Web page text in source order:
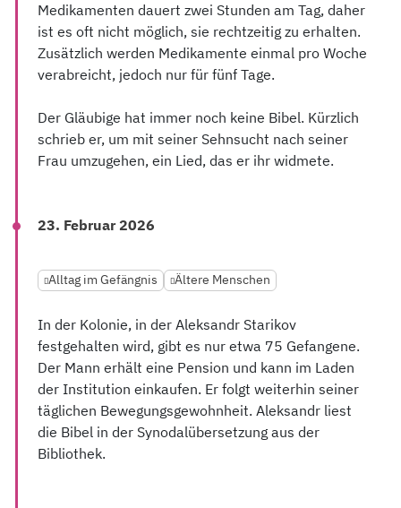
Medikamenten dauert zwei Stunden am Tag, daher
ist es oft nicht möglich, sie rechtzeitig zu erhalten.
Zusätzlich werden Medikamente einmal pro Woche
verabreicht, jedoch nur für fünf Tage.
Der Gläubige hat immer noch keine Bibel. Kürzlich
schrieb er, um mit seiner Sehnsucht nach seiner
Frau umzugehen, ein Lied, das er ihr widmete.
23. Februar 2026
Alltag im Gefängnis Ältere Menschen
In der Kolonie, in der Aleksandr Starikov
festgehalten wird, gibt es nur etwa 75 Gefangene.
Der Mann erhält eine Pension und kann im Laden
der Institution einkaufen. Er folgt weiterhin seiner
täglichen Bewegungsgewohnheit. Aleksandr liest
die Bibel in der Synodalübersetzung aus der
Bibliothek.